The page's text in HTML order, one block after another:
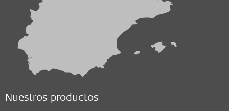
Nuestros productos